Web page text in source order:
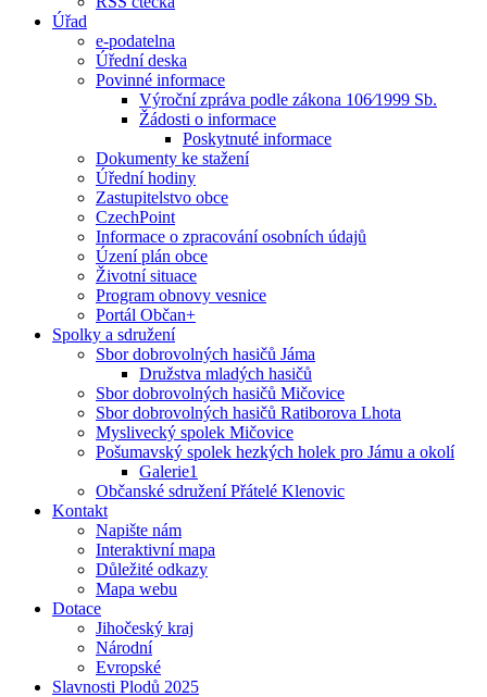
Úřad
e-podatelna
Úřední deska
Povinné informace
Výroční zpráva podle zákona 106⁄1999 Sb.
Žádosti o informace
Poskytnuté informace
Dokumenty ke stažení
Úřední hodiny
Zastupitelstvo obce
CzechPoint
Informace o zpracování osobních údajů
Úzení plán obce
Životní situace
Program obnovy vesnice
Portál Občan+
Spolky a sdružení
Sbor dobrovolných hasičů Jáma
Družstva mladých hasičů
Sbor dobrovolných hasičů Mičovice
Sbor dobrovolných hasičů Ratiborova Lhota
Myslivecký spolek Mičovice
Pošumavský spolek hezkých holek pro Jámu a okolí
Galerie1
Občanské sdružení Přátelé Klenovic
Kontakt
Napište nám
Interaktivní mapa
Důležité odkazy
Mapa webu
Dotace
Jihočeský kraj
Národní
Evropské
Slavnosti Plodů 2025